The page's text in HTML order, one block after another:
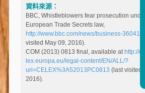
資料來源：
BBC, Whistleblowers fear prosecution
European Trade Secrets law,
http://www.bbc.com/news/business-
visited May 09, 2016).
COM (2013) 0813 final, available at http://
lex.europa.eu/legal-content/EN/ALL/?
uri=CELEX%3A52013PC0813 (last visited
2016).